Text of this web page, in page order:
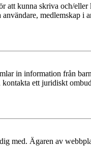
att kunna skriva och/
medlemskap i
in information från
ett juridiskt
med. Ägaren av